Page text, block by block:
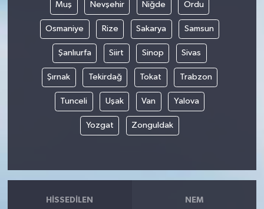
Muş Nevşehir Niğde Ordu
Osmaniye Rize Sakarya Samsun
Şanlıurfa Siirt Sinop Sivas
Şırnak Tekirdağ Tokat Trabzon
Tunceli Uşak Van Yalova
Yozgat Zonguldak
HISSEDILEN NEM